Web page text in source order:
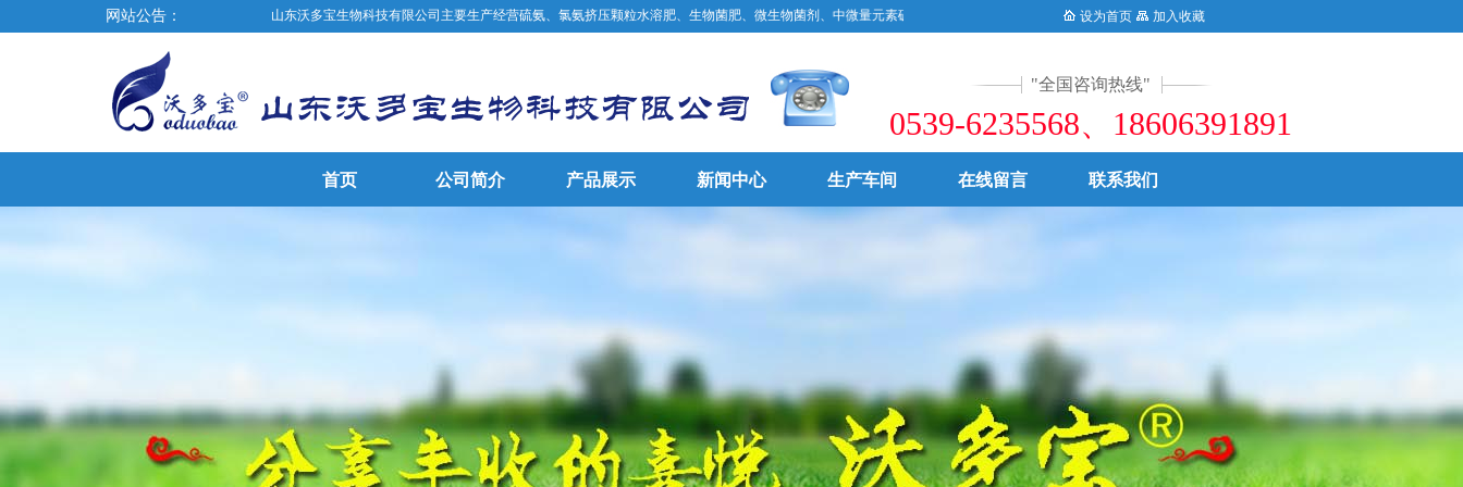
网站公告： 山东沃多宝生物科技有限公司主要生产经营硫氨、氯氨挤压颗粒水溶肥、生物菌肥、微生物菌剂、中微量元素矿物肥等优产品。致力于中国生态农业发展，造福亿万农民朋友。0539-6235568
设为首页 加入收藏
全国咨询热线
0539-6235568、18606391891
首页 公司简介 产品展示 新闻中心 生产车间 在线留言 联系我们